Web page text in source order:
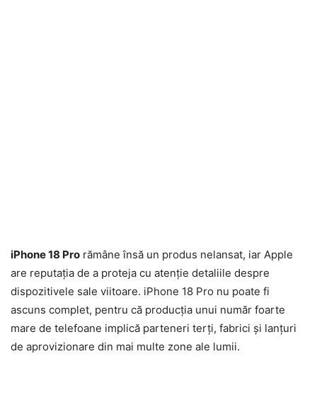
iPhone 18 Pro rămâne însă un produs nelansat, iar Apple
are reputația de a proteja cu atenție detaliile despre
dispozitivele sale viitoare. iPhone 18 Pro nu poate fi
ascuns complet, pentru că producția unui număr foarte
mare de telefoane implică parteneri terți, fabrici și lanțuri
de aprovizionare din mai multe zone ale lumii.